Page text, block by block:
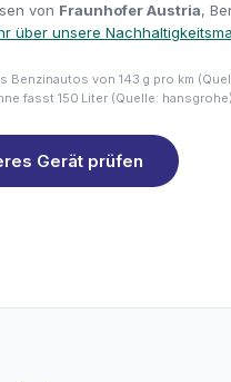
von Fraunhofer Austria,
über unsere
von 143 g pro km
fasst 150 Liter (Quelle:
Gerät prüfen